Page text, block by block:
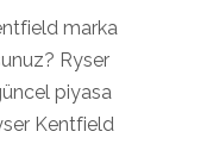
marka
Ryser
piyasa
Kentfield